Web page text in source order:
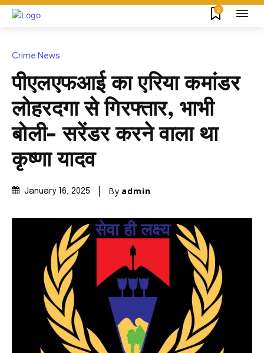
0
Crime News
पीएलएफआई का एरिया कमांडर
लोहरदगा से गिरफ्तार, भाभी
बोली- सरेंडर करने वाला था
कृष्णा यादव
January 16, 2025 By admin